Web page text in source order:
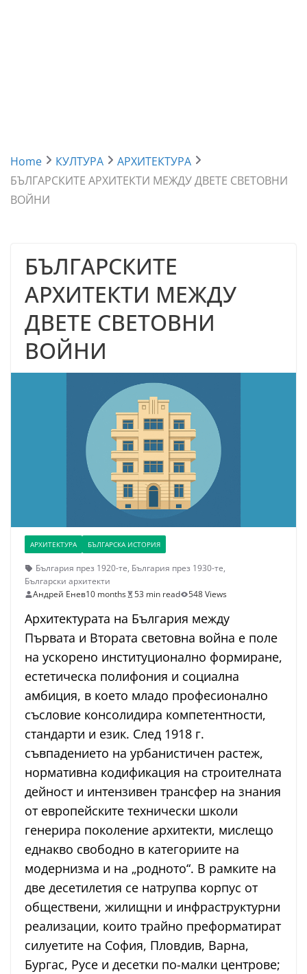
Home КУЛТУРА
АРХИТЕКТУРА
БЪЛГАРСКИТЕ АРХИТЕКТИ МЕЖДУ ДВЕТЕ СВЕТОВНИ
ВОЙНИ
БЪЛГАРСКИТЕ
АРХИТЕКТИ МЕЖДУ
ДВЕТЕ СВЕТОВНИ
ВОЙНИ
АРХИТЕКТУРА БЪЛГАРСКА ИСТОРИЯ
България през 1920-те, България през 1930-те,
Български архитекти
Андрей Енев10 months 53 min read 548 Views
Архитектурата на България между
Първата и Втората световна война е поле
на ускорено институционално формиране,
естетическа полифония и социална
амбиция, в което младо професионално
съсловие консолидира компетентности,
стандарти и език. След 1918 г.
съвпадението на урбанистичен растеж,
нормативна кодификация на строителната
дейност и интензивен трансфер на знания
от европейските технически школи
генерира поколение архитекти, мислещо
еднакво свободно в категориите на
модернизма и на „родното“. В рамките на
две десетилетия се натрупва корпус от
обществени, жилищни и инфраструктурни
реализации, които трайно преформатират
силуетите на София, Пловдив, Варна,
Бургас, Русе и десетки по-малки центрове;